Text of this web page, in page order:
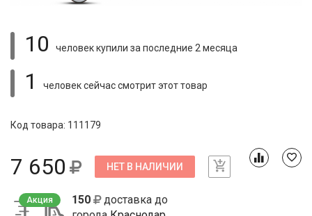
10 человек купили за последние 2 месяца
1 человек сейчас смотритэтот товар
Код товара: 111179
7 650 НЕТ В НАЛИЧИИ
Акция 150
доставка до